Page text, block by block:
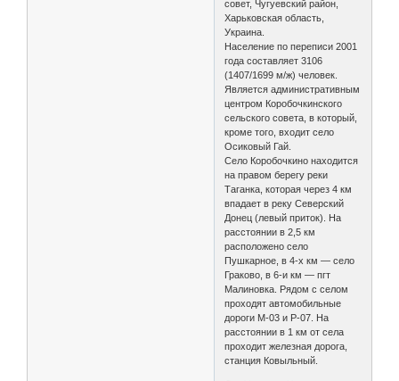
совет, Чугуевский район,
Харьковская область,
Украина.
Население по переписи 2001
года составляет 3106
(1407/1699 м/ж) человек.
Является административным
центром Коробочкинского
сельского совета, в который,
кроме того, входит село
Осиковый Гай.
Село Коробочкино находится
на правом берегу реки
Таганка, которая через 4 км
впадает в реку Северский
Донец (левый приток). На
расстоянии в 2,5 км
расположено село
Пушкарное, в 4-х км — село
Граково, в 6-и км — пгт
Малиновка. Рядом с селом
проходят автомобильные
дороги М-03 и Р-07. На
расстоянии в 1 км от села
проходит железная дорога,
станция Ковыльный.